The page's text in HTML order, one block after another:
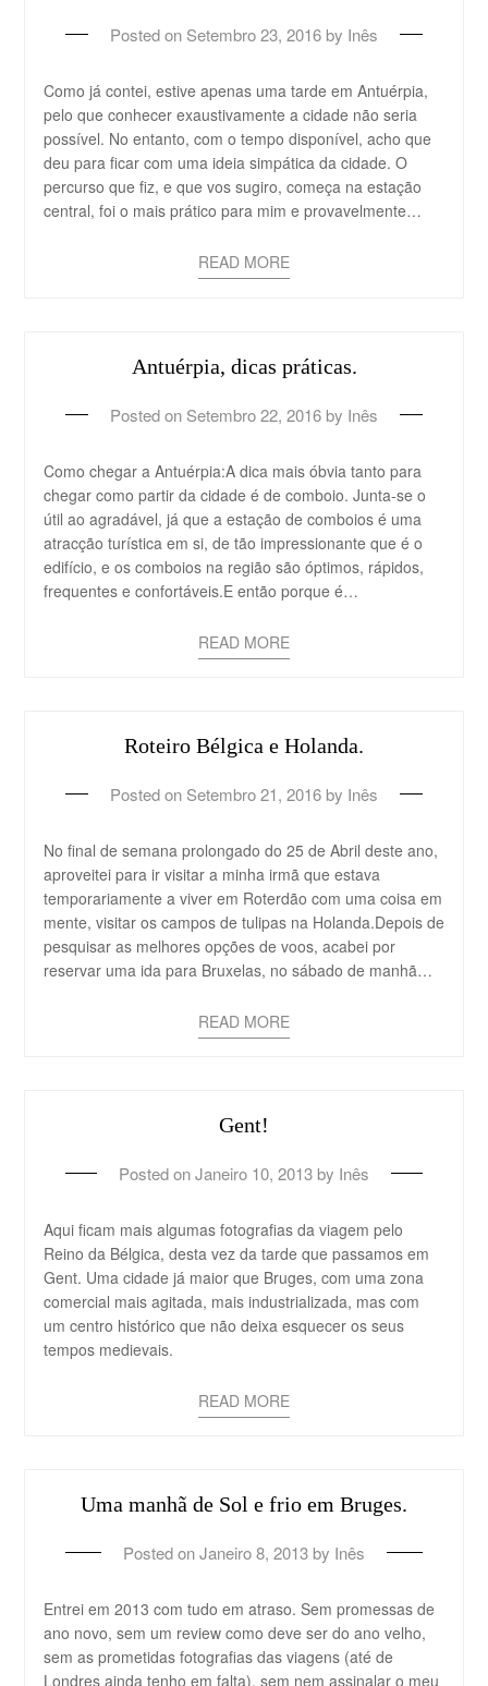
Posted on Setembro 23, 2016 by Inês
Como já contei, estive apenas uma tarde em Antuérpia,
pelo que conhecer exaustivamente a cidade não seria
possível. No entanto, com o tempo disponível, acho que
deu para ficar com uma ideia simpática da cidade. O
percurso que fiz, e que vos sugiro, começa na estação
central, foi o mais prático para mim e provavelmente…
READ MORE
Antuérpia, dicas práticas.
Posted on Setembro 22, 2016 by Inês
Como chegar a Antuérpia:A dica mais óbvia tanto para
chegar como partir da cidade é de comboio. Junta-se o
útil ao agradável, já que a estação de comboios é uma
atracção turística em si, de tão impressionante que é o
edifício, e os comboios na região são óptimos, rápidos,
frequentes e confortáveis.E então porque é…
READ MORE
Roteiro Bélgica e Holanda.
Posted on Setembro 21, 2016 by Inês
No final de semana prolongado do 25 de Abril deste ano,
aproveitei para ir visitar a minha irmã que estava
temporariamente a viver em Roterdão com uma coisa em
mente, visitar os campos de tulipas na Holanda.Depois de
pesquisar as melhores opções de voos, acabei por
reservar uma ida para Bruxelas, no sábado de manhã…
READ MORE
Gent!
Posted onJaneiro 10, 2013 by Inês
Aqui ficam mais algumas fotografias da viagem pelo
Reino da Bélgica, desta vez da tarde que passamos em
Gent. Uma cidade já maior que Bruges, com uma zona
comercial mais agitada, mais industrializada, mas com
um centro histórico que não deixa esquecer os seus
tempos medievais.
READ MORE
Uma manhã de Sol e frio em Bruges.
Posted onJaneiro 8, 2013 by Inês
Entrei em 2013 com tudo em atraso. Sem promessas de
ano novo, sem um review como deve ser do ano velho,
sem as prometidas fotografias das viagens (até de
Londres ainda tenho em falta), sem nem assinalar o meu